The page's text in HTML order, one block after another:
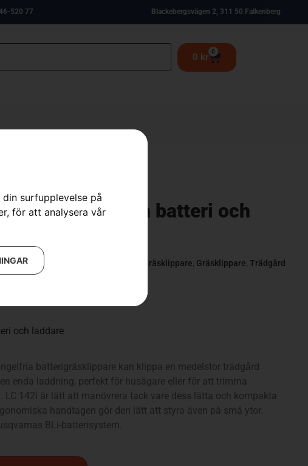
surfupplevelse på
för att analysera vår
520 77 Blackebergsvägen 2, 311 50 Falkenberg
0 kr
0
LC 142i utan batteri och
Gräsklippare Batteridrivna Gräsklippare, Gräsklippare, Trädgård
och laddare
batterigräsklippare kan klippa en medelstor trädgård
enda laddning, perfekt för husägare eller för att trimma
LC 142i är lätt att manövrera tack vare dess lätta och kompakta
handtagen gör den lätt att styra även på små ytor.
BLi-batterisystem.